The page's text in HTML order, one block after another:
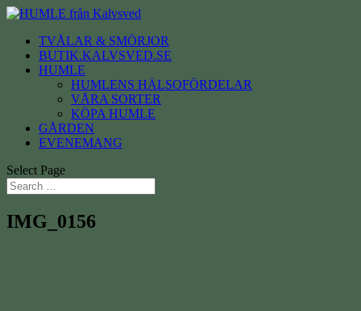
TVÅLAR & SMÖRJOR
BUTIK.KALVSVED.SE
HUMLE
HUMLENS HÄLSOFÖRDELAR
VÅRA SORTER
KÖPA HUMLE
GÅRDEN
EVENEMANG
Select Page
IMG_0156